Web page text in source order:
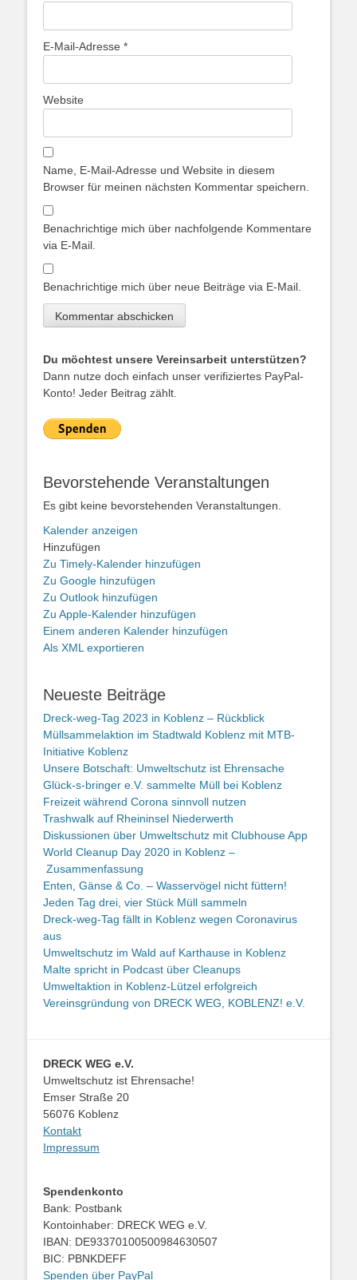
E-Mail-Adresse *
Website
Name, E-Mail-Adresse und Website in diesem
Browser für meinen nächsten Kommentar speichern.
Benachrichtige mich über nachfolgende Kommentare
via E-Mail.
Benachrichtige mich über neue Beiträge via E-Mail.
Du möchtest unsere Vereinsarbeit unterstützen?
Dann nutze doch einfach unser verifiziertes PayPal-
Konto! Jeder Beitrag zählt.
Bevorstehende Veranstaltungen
Es gibt keine bevorstehenden Veranstaltungen.
Kalender anzeigen
Hinzufügen
Zu Timely-Kalender hinzufügen
Zu Google hinzufügen
Zu Outlook hinzufügen
Zu Apple-Kalender hinzufügen
Einem anderen Kalender hinzufügen
Als XML exportieren
Neueste Beiträge
Dreck-weg-Tag 2023 in Koblenz – Rückblick
Müllsammelaktion im Stadtwald Koblenz mit MTB-
Initiative Koblenz
Unsere Botschaft: Umweltschutz ist Ehrensache
Glück-s-bringer e.V. sammelte Müll bei Koblenz
Freizeit während Corona sinnvoll nutzen
Trashwalk auf Rheininsel Niederwerth
Diskussionen über Umweltschutz mit Clubhouse App
World Cleanup Day 2020 in Koblenz –
Zusammenfassung
Enten, Gänse & Co. – Wasservögel nicht füttern!
Jeden Tag drei, vier Stück Müll sammeln
Dreck-weg-Tag fällt in Koblenz wegen Coronavirus
aus
Umweltschutz im Wald auf Karthause in Koblenz
Malte spricht in Podcast über Cleanups
Umweltaktion in Koblenz-Lützel erfolgreich
Vereinsgründung von DRECK WEG, KOBLENZ! e.V.
DRECK WEG e.V.
Umweltschutz ist Ehrensache!
Emser Straße 20
56076 Koblenz
Kontakt
Impressum
Spendenkonto
Bank: Postbank
Kontoinhaber: DRECK WEG e.V.
IBAN: DE93370100500984630507
BIC: PBNKDEFF
Spenden über PayPal